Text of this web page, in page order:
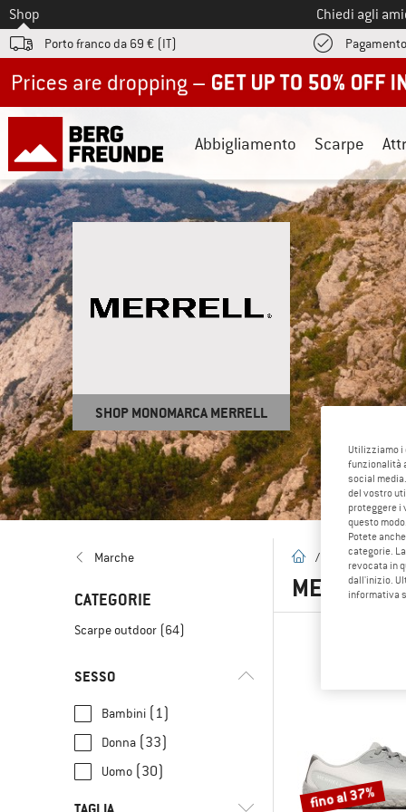
Allo
Shop Chiedi agli
Porto franco da 69 € (IT)
Abbigliamento Scarpe
SHOP MONOMARCA MERRELL
Marche
CATEGORIE
Scarpe outdoor (64)
SESSO
Bambini (1)
Donna (33)
Uomo (30)
pagina iniziale
/ Marche /
MERRELL
fino al 37%
Utilizziamo i
funzionalità
social
del vostro
proteggere i
questo modo.
Potete
categorie.
revocata in
dall'inizio.
informativa